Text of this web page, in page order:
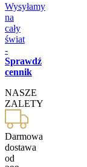
Wysyłamy
na
cały
świat
-
Sprawdź
cennik
NASZE
ZALETY
Darmowa
dostawa
od